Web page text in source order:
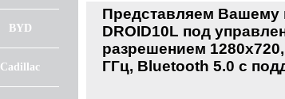
BYD
Cadillac
Представляем Вашему
DROID10L под
разрешением
ГГц, Bluetooth 5.0 с